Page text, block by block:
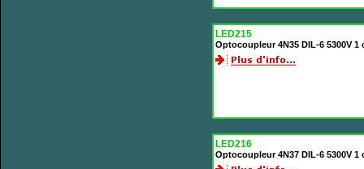
LED215
Optocoupleur 4N35 DIL-6 5300V 1
LED216
Optocoupleur 4N37 DIL-6 5300V 1